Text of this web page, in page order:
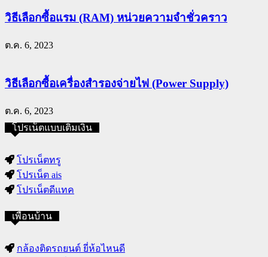
วิธีเลือกซื้อแรม (RAM) หน่วยความจำชั่วคราว
ต.ค. 6, 2023
วิธีเลือกซื้อเครื่องสำรองจ่ายไฟ (Power Supply)
ต.ค. 6, 2023
โปรเน็ตแบบเติมเงิน
โปรเน็ตทรู
โปรเน็ต ais
โปรเน็ตดีแทค
เพื่อนบ้าน
กล้องติดรถยนต์ ยี่ห้อไหนดี